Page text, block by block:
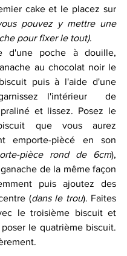
cake et le placez sur
pouvez y mettre une
pour fixer le tout).
poche à douille,
au chocolat noir le
puis à l'aide d'une
l'intérieur  de
et lissez. Posez le
que vous aurez
emporte-piècé en son
pièce rond de 6cm),
de la même façon
puis ajoutez des
(dans le trou). Faites
le troisième biscuit et
le quatrième biscuit.